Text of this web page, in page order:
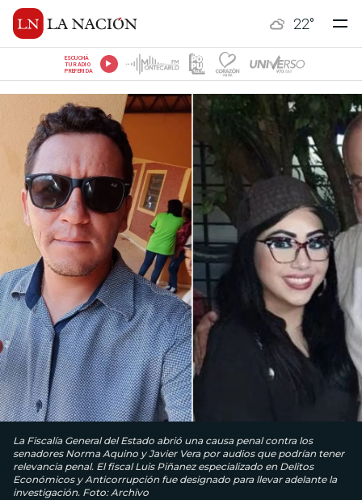
22°
ESCUCHÁ
TU RADIO
PREFERIDA
La Fiscalía General del Estado abrió una causa penal contra los
senadores Norma Aquino y Javier Vera por audios que podrían tener
relevancia penal. El fiscal Luis Piñanez especializado en Delitos
Económicos y Anticorrupción fue designado para llevar adelante la
investigación. Foto: Archivo